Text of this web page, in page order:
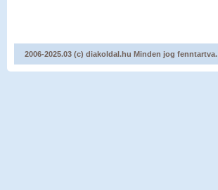
2006-2025.03 (c) diakoldal.hu Minden jog fenntartva.